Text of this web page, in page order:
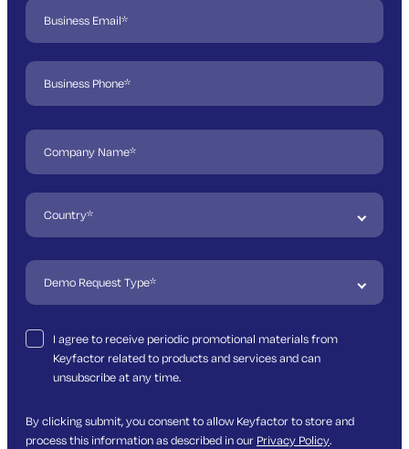
I agree to receive periodic promotional materials from
Keyfactor related to products and services and can
unsubscribe at any time.
By clicking submit, you consent to allow Keyfactor to store and
process this information as described in our Privacy Policy.